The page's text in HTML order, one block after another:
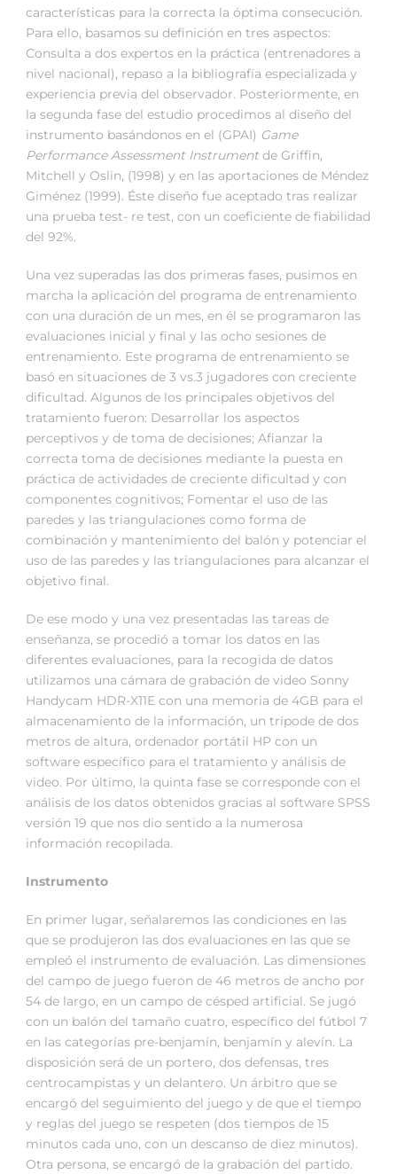
características para la correcta la óptima consecución.
Para ello, basamos su definición en tres aspectos:
Consulta a dos expertos en la práctica (entrenadores a
nivel nacional), repaso a la bibliografía especializada y
experiencia previa del observador. Posteriormente, en
la segunda fase del estudio procedimos al diseño del
instrumento basándonos en el (GPAI) Game
Performance Assessment Instrument de Griffin,
Mitchell y Oslin, (1998) y en las aportaciones de Méndez
Giménez (1999). Éste diseño fue aceptado tras realizar
una prueba test- re test, con un coeficiente de fiabilidad
del 92%.
Una vez superadas las dos primeras fases, pusimos en
marcha la aplicación del programa de entrenamiento
con una duración de un mes, en él se programaron las
evaluaciones inicial y final y las ocho sesiones de
entrenamiento. Este programa de entrenamiento se
basó en situaciones de 3 vs.3 jugadores con creciente
dificultad. Algunos de los principales objetivos del
tratamiento fueron: Desarrollar los aspectos
perceptivos y de toma de decisiones; Afianzar la
correcta toma de decisiones mediante la puesta en
práctica de actividades de creciente dificultad y con
componentes cognitivos; Fomentar el uso de las
paredes y las triangulaciones como forma de
combinación y mantenimiento del balón y potenciar el
uso de las paredes y las triangulaciones para alcanzar el
objetivo final.
De ese modo y una vez presentadas las tareas de
enseñanza, se procedió a tomar los datos en las
diferentes evaluaciones, para la recogida de datos
utilizamos una cámara de grabación de video Sonny
Handycam HDR-X11E con una memoria de 4GB para el
almacenamiento de la información, un trípode de dos
metros de altura, ordenador portátil HP con un
software específico para el tratamiento y análisis de
video. Por último, la quinta fase se corresponde con el
análisis de los datos obtenidos gracias al software SPSS
versión 19 que nos dio sentido a la numerosa
información recopilada.
Instrumento
En primer lugar, señalaremos las condiciones en las
que se produjeron las dos evaluaciones en las que se
empleó el instrumento de evaluación. Las dimensiones
del campo de juego fueron de 46 metros de ancho por
54 de largo, en un campo de césped artificial. Se jugó
con un balón del tamaño cuatro, específico del fútbol 7
en las categorías pre-benjamín, benjamín y alevín. La
disposición será de un portero, dos defensas, tres
centrocampistas y un delantero. Un árbitro que se
encargó del seguimiento del juego y de que el tiempo
y reglas del juego se respeten (dos tiempos de 15
minutos cada uno, con un descanso de diez minutos).
Otra persona, se encargó de la grabación del partido.